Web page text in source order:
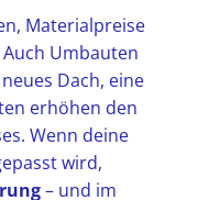
Materialpreise
Umbauten
Dach, eine
erhöhen den
Wenn deine
wird,
– und im